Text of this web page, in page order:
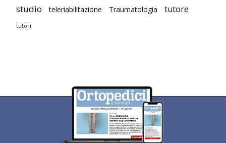
studio teleriabilitazione Traumatologia tutore
tutori